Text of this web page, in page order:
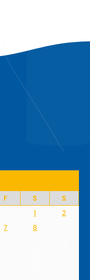
F S
S
1
2
7 8